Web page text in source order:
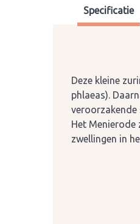
Specificatie
Deze kleine
phlaeas).
veroorzakende
Het
zwellingen in